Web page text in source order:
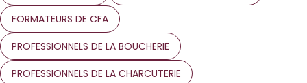
FORMATEURS DE CFA
PROFESSIONNELS DE LA BOUCHERIE
PROFESSIONNELS DE LA CHARCUTERIE